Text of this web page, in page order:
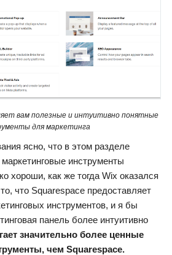
вам полезные и интуитивно понятные
для маркетинга
ясно, что в этом разделе
инструменты
хороши, как же тогда Wix оказался
что Squarespace предоставляет
инструментов, и я бы
панель более интуитивно
значительно более ценные
чем Squarespace.